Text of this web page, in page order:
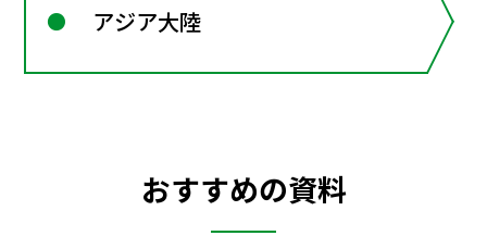
アジア大陸
おすすめの資料